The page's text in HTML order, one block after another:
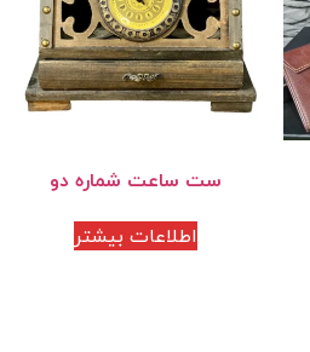
ست ساعت شماره دو
اطلاعات بیشتر